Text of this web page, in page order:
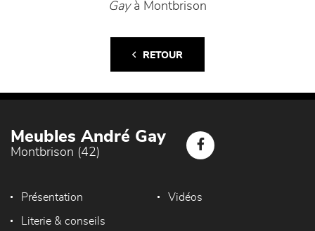
Gayà Montbrison
RETOUR
Meubles André Gay
Montbrison (42)
Présentation Vidéos
Literie & conseils